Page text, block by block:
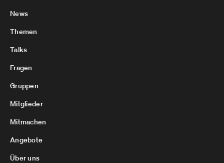
News
Themen
Talks
Fragen
Gruppen
Mitglieder
Mitmachen
Angebote
Über uns